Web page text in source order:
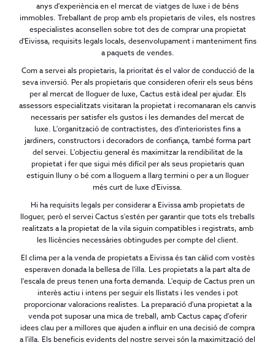
anys d'experiència en el mercat de viatges de luxe i de béns
immobles. Treballant de prop amb els propietaris de viles, els nostres
especialistes aconsellen sobre tot des de comprar una propietat
d'Eivissa, requisits legals locals, desenvolupament i manteniment fins
a paquets de vendes.
Com a servei als propietaris, la prioritat és el valor de conducció de la
seva inversió. Per als propietaris que consideren oferir els seus béns
per al mercat de lloguer de luxe, Cactus està ideal per ajudar. Els
assessors especialitzats visitaran la propietat i recomanaran els canvis
necessaris per satisfer els gustos i les demandes del mercat de
luxe. L'organització de contractistes, des d'interioristes fins a
jardiners, constructors i decoradors de confiança, també forma part
del servei. L'objectiu general és maximitzar la rendibilitat de la
propietat i fer que sigui més difícil per als seus propietaris quan
estiguin lluny o bé com a lloguem a llarg termini o per a un lloguer
més curt de luxe d'Eivissa.
Hi ha requisits legals per considerar a Eivissa amb propietats de
lloguer, però el servei Cactus s'estén per garantir que tots els treballs
realitzats a la propietat de la vila siguin compatibles i registrats, amb
les llicències necessàries obtingudes per compte del client.
El clima per a la venda de propietats a Eivissa és tan càlid com vostès
esperaven donada la bellesa de l'illa. Les propietats a la part alta de
l'escala de preus tenen una forta demanda. L'equip de Cactus pren un
interès actiu i intens per seguir els llistats i les vendes i pot
proporcionar valoracions realistes. La preparació d'una propietat a la
venda pot suposar una mica de treball, amb Cactus capaç d'oferir
idees clau per a millores que ajuden a influir en una decisió de compra
a l'illa. Els beneficis evidents del nostre servei són la maximització del